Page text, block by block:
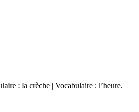
: la crèche | Vocabulaire : l’heure.